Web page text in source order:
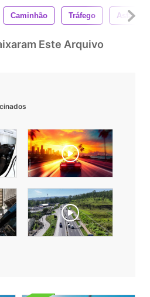
Caminhão Tráfego Asfalto
Este Arquivo